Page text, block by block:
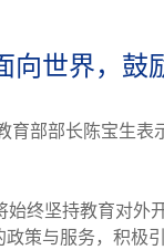
世界，鼓
育部部长陈宝生
终坚持教育对
策与服务，积极